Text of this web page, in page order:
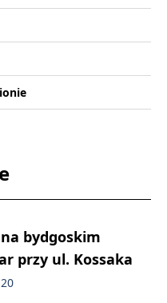
bydgoskim
przy ul. Kossaka